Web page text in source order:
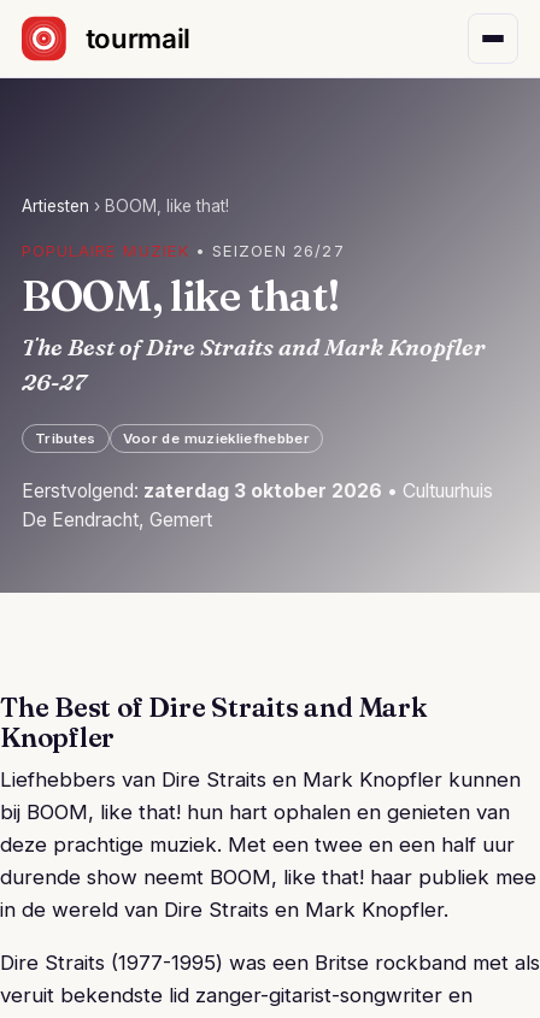
Sla navigatie over
Artiesten › BOOM, like that!
POPULAIRE MUZIEK • SEIZOEN 26/27
BOOM, like that!
The Best of Dire Straits and Mark Knopfler
26-27
Tributes Voor de muziekliefhebber
Eerstvolgend: zaterdag 3 oktober 2026 • Cultuurhuis
De Eendracht, Gemert
The Best of Dire Straits and Mark
Knopfler
Liefhebbers van Dire Straits en Mark Knopfler kunnen
bij BOOM, like that! hun hart ophalen en genieten van
deze prachtige muziek. Met een twee en een half uur
durende show neemt BOOM, like that! haar publiek mee
in de wereld van Dire Straits en Mark Knopfler.
Dire Straits (1977-1995) was een Britse rockband met als
veruit bekendste lid zanger-gitarist-songwriter en